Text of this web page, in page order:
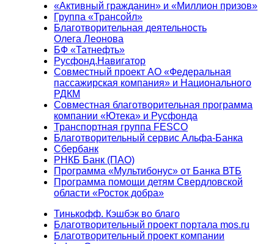
«Активный гражданин» и «Миллион призов»
Группа «Трансойл»
Благотворительная деятельность
Олега Леонова
БФ «Татнефть»
Русфонд.Навигатор
Совместный проект АО «Федеральная
пассажирская компания» и Национального
РДКМ
Совместная благотворительная программа
компании «Ютека» и Русфонда
Транспортная группа FESCO
Благотворительный сервис Альфа-Банка
Сбербанк
РНКБ Банк (ПАО)
Программа «Мультибонус» от Банка ВТБ
Программа помощи детям Свердловской
области «Росток добра»
Тинькофф. Кэшбэк во благо
Благотворительный проект портала mos.ru
Благотворительный проект компании